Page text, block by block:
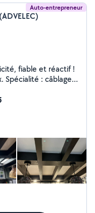
Auto-entrepreneur